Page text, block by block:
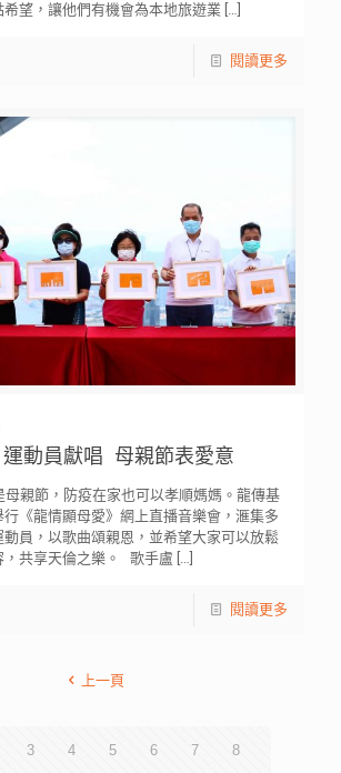
望，讓他們有機會為本地旅遊業[…]
閱讀更多
動員獻唱 母親節表愛意
母親節，防疫在家也可以孝順媽媽。龍傳基
《龍情顯母愛》網上直播音樂會，滙集多
員，以歌曲頌親恩，並希望大家可以放鬆
，共享天倫之樂。 歌手盧 […]
閱讀更多
上一頁
3 4 5 6 7 8